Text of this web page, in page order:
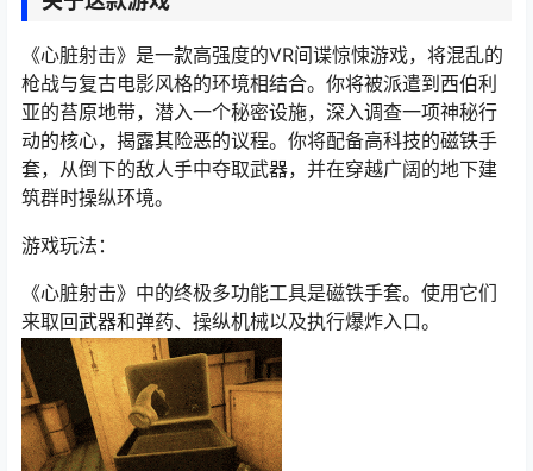
《心脏射击》是一款高强度的VR间谍惊悚游戏，将混乱的
枪战与复古电影风格的环境相结合。你将被派遣到西伯利
亚的苔原地带，潜入一个秘密设施，深入调查一项神秘行
动的核心，揭露其险恶的议程。你将配备高科技的磁铁手
套，从倒下的敌人手中夺取武器，并在穿越广阔的地下建
筑群时操纵环境。
游戏玩法：
《心脏射击》中的终极多功能工具是磁铁手套。使用它们
来取回武器和弹药、操纵机械以及执行爆炸入口。